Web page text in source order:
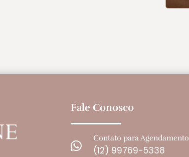
Fale Conosco

Contato para Agendamento
(12) 99769-5338